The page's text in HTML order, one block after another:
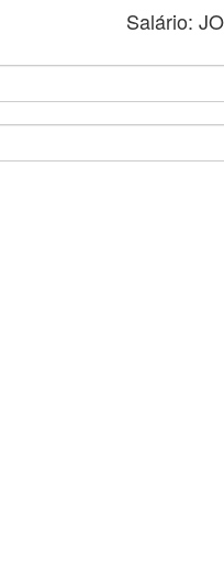
Salário: